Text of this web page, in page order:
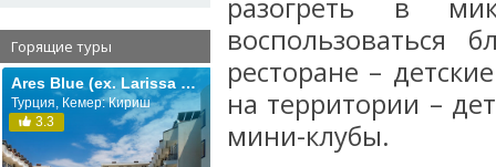
Горящие туры
Ares Blue (ex. Larissa Blue)
Турция, Кемер: Кириш
3.3
разогреть в
ресторане –
на территории –
мини-клубы.